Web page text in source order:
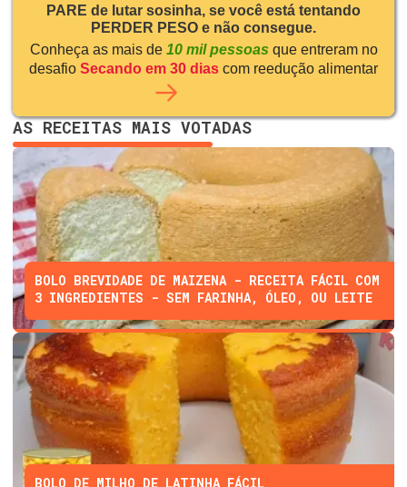
PARE de lutar sosinha, se você está tentando
PERDER PESO e não consegue.
Conheça as mais de 10 mil pessoas que entreram no
desafio Secando em 30 dias com reedução alimentar
AS RECEITAS MAIS VOTADAS
BOLO BREVIDADE DE MAIZENA - RECEITA FÁCIL COM
3 INGREDIENTES - SEM FARINHA, ÓLEO, OU LEITE
BOLO DE MILHO DE LATINHA FÁCIL